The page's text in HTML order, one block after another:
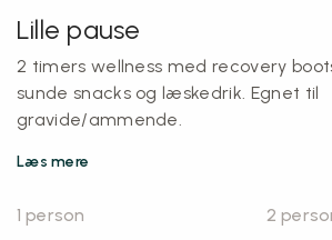
Lille pause
2 timers wellness med recovery
sunde snacks og læskedrik. Egnet til
gravide/ammende.
Læs mere
1 person 2